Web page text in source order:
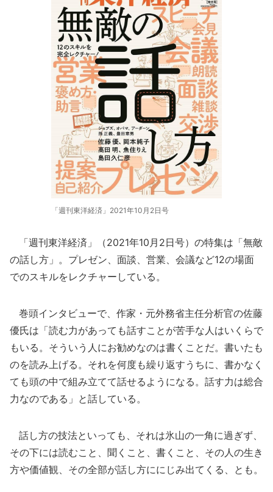
「週刊東洋経済」2021年10月2日号
「週刊東洋経済」（2021年10月2日号）の特集は「無敵
の話し方」。プレゼン、面談、営業、会議など12の場面
でのスキルをレクチャーしている。
巻頭インタビューで、作家・元外務省主任分析官の佐藤
優氏は「読む力があっても話すことが苦手な人はいくらで
もいる。そういう人にお勧めなのは書くことだ。書いたも
のを読み上げる。それを何度も繰り返すうちに、書かなく
ても頭の中で組み立てて話せるようになる。話す力は総合
力なのである」と話している。
話し方の技法といっても、それは氷山の一角に過ぎず、
その下には読むこと、聞くこと、書くこと、その人の生き
方や価値観、その全部が話し方ににじみ出てくる、とも。